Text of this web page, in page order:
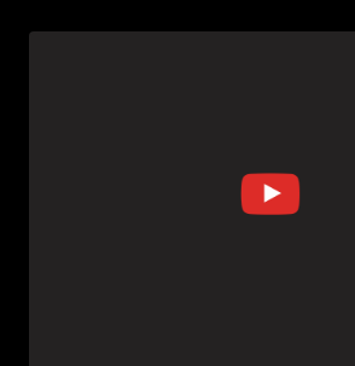
SAPPIAMO